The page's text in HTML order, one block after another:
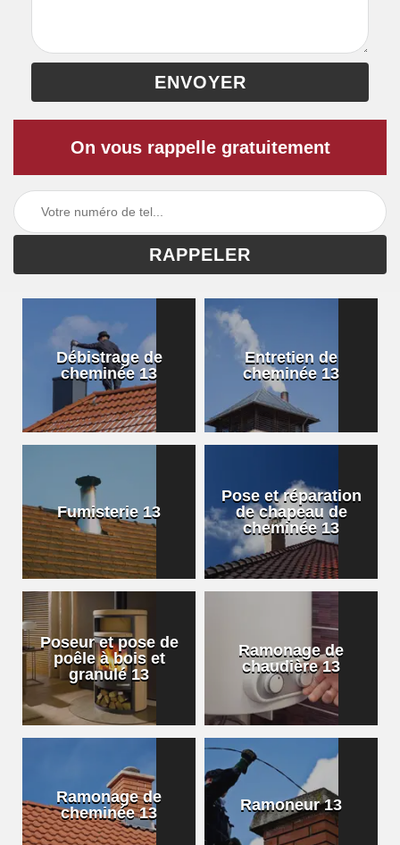
On vous rappelle gratuitement
Débistrage de
cheminée 13
Entretien de
cheminée 13
Fumisterie 13
Pose et réparation
de chapeau de
cheminée 13
Poseur et pose de
poêle à bois et
granulé 13
Ramonage de
chaudière 13
Ramonage de
cheminée 13
Ramoneur 13